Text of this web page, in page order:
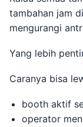
tambahan jam
mengurangi
Yang lebih
Caranya bisa
booth aktif
operator